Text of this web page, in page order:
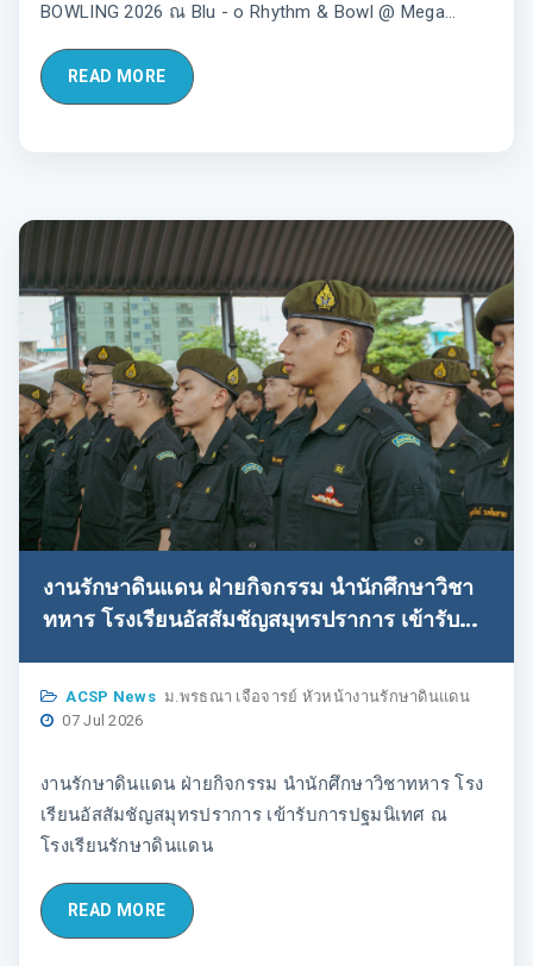
BOWLING 2026 ณ Blu - o Rhythm & Bowl @ Mega
ในวันอาทิตย์ที่ 5 กรกฎาคม พ.ศ. 2569
READ MORE
งานรักษาดินแดน ฝ่ายกิจกรรม นำนักศึกษาวิชา
ทหาร โรงเรียนอัสสัมชัญสมุทรปราการ เข้ารับ
ACSP News ม.พรธณา เจือจารย์ หัวหน้างานรักษาดินแดน
07 Jul 2026
งานรักษาดินแดน ฝ่ายกิจกรรม นำนักศึกษาวิชาทหาร โรง
เรียนอัสสัมชัญสมุทรปราการ เข้ารับการปฐมนิเทศ ณ
โรงเรียนรักษาดินแดน
READ MORE